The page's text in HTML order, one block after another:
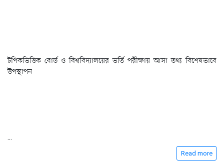
টপিকভিত্তিক বোর্ড ও বিশ্ববিদ্যালয়ের ভর্তি পরীক্ষায় আসা তথ্য বিশেষভাবে
উপস্থাপন
...
Read more